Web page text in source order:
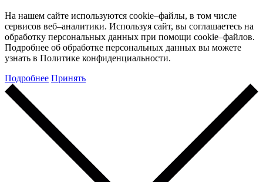
На нашем сайте используются cookie–файлы, в том числе
сервисов веб–аналитики. Используя сайт, вы соглашаетесь на
обработку персональных данных при помощи cookie–файлов.
Подробнее об обработке персональных данных вы можете
узнать в Политике конфиденциальности.
Подробнее Принять